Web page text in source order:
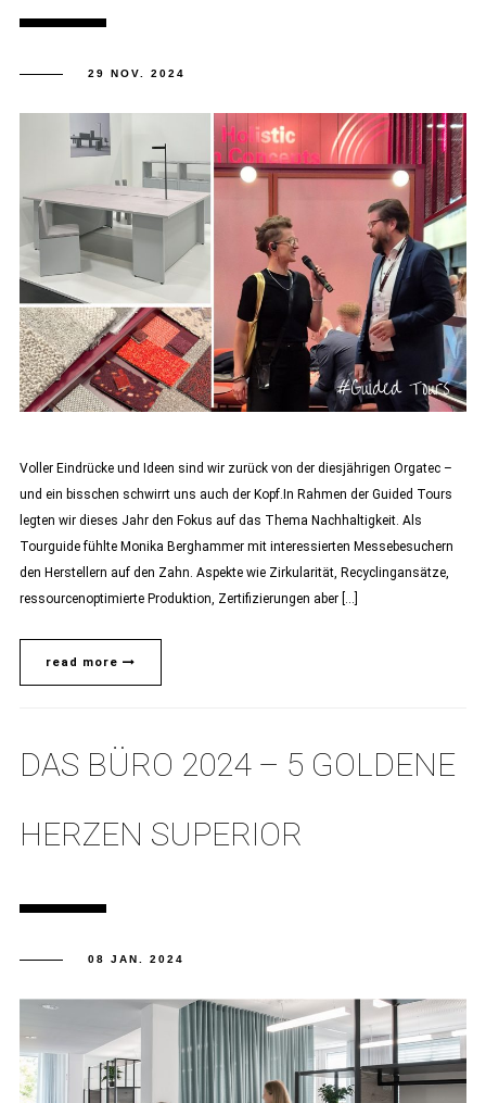
29 NOV. 2024
Voller Eindrücke und Ideen sind wir zurück von der diesjährigen Orgatec –
und ein bisschen schwirrt uns auch der Kopf.In Rahmen der Guided Tours
legten wir dieses Jahr den Fokus auf das Thema Nachhaltigkeit. Als
Tourguide fühlte Monika Berghammer mit interessierten Messebesuchern
den Herstellern auf den Zahn. Aspekte wie Zirkularität, Recyclingansätze,
ressourcenoptimierte Produktion, Zertifizierungen aber […]
read more
DAS BÜRO 2024 – 5 GOLDENE
HERZEN SUPERIOR
08 JAN. 2024